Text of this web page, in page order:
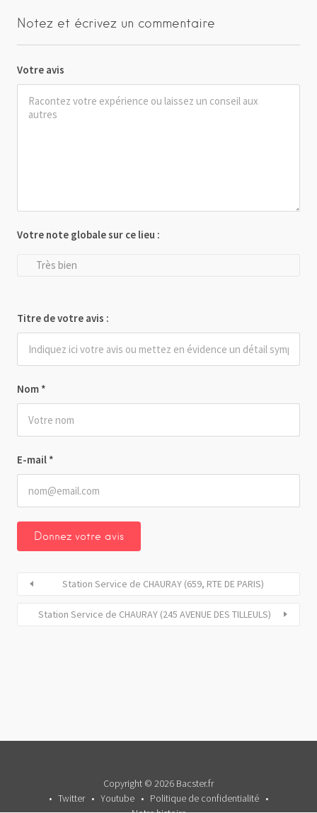
Notez et écrivez un commentaire
Votre avis
Nom *
E-mail *
Votre note globale sur ce lieu :
Très bien
Titre de votre avis :
Station Service de CHAURAY (659, RTE DE PARIS)
Station Service de CHAURAY (245 AVENUE DES TILLEULS)
Copyright © 2026 Bacster.fr
Twitter
Youtube
Politique de confidentialité